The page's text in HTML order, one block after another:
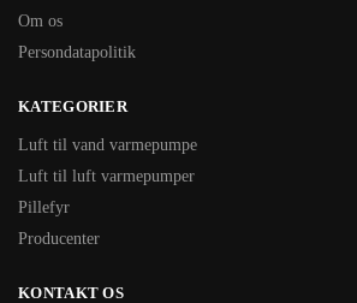
Om os
Persondatapolitik
KATEGORIER
Luft til vand varmepumpe
Luft til luft varmepumper
Pillefyr
Producenter
KONTAKT OS